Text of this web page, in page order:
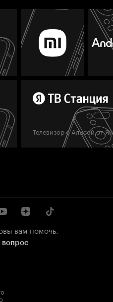
Телевизор с Алисой от
вам помочь.
вопрос